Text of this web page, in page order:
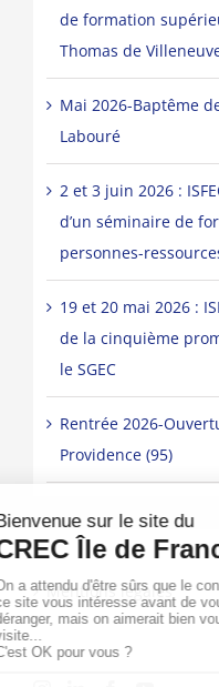
de formation
Thomas de
Mai 2026-Baptême
Labouré
2 et 3 juin 2026 :
d’un séminaire de
personnes-
19 et 20 mai 2026 :
de la cinquième
le SGEC
Rentrée 2026-
Providence (95)
Mentions légales